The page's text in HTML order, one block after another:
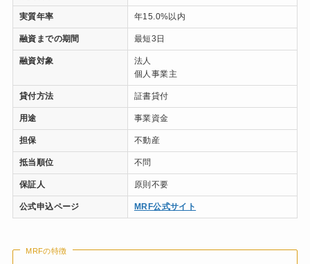
実質年率 年15.0%以内
融資までの期間 最短3日
融資対象
法人
個人事業主
貸付方法 証書貸付
用途 事業資金
担保 不動産
抵当順位 不問
保証人 原則不要
公式申込ページ MRF公式サイト
MRFの特徴